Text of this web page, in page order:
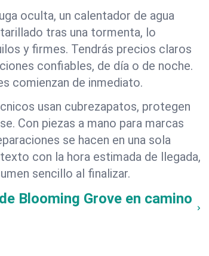
oculta, un calentador de agua
tras una tormenta, lo
y firmes. Tendrás precios claros
confiables, de día o de noche.
comienzan de inmediato.
usan cubrezapatos, protegen
Con piezas a mano para marcas
se hacen en una sola
con la hora estimada de llegada,
sencillo al finalizar.
Blooming Grove en camino